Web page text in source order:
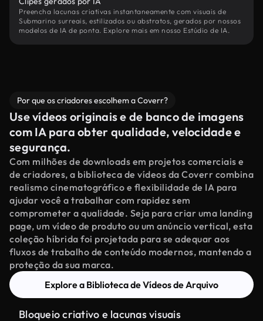
Preencha lacunas criativas instantaneamente com visuais de
Submarino surreais, estilizados ou abstratos, gerados por nossos
modelos de IA de ponta. Explore mais em nosso Estúdio de IA.
Por que os criadores escolhem a Coverr?
Use vídeos originais e de banco de imagens
com IA para obter qualidade, velocidade e
segurança.
Com milhões de downloads em projetos comerciais e
de criadores, a biblioteca de vídeos da Coverr combina
realismo cinematográfico e flexibilidade de IA para
ajudar você a trabalhar com rapidez sem
comprometer a qualidade. Seja para criar uma landing
page, um vídeo de produto ou um anúncio vertical, esta
coleção híbrida foi projetada para se adequar aos
fluxos de trabalho de conteúdo modernos, mantendo a
proteção da sua marca.
Explore a Biblioteca de Vídeos de Arquivo
Bloqueio criativo e lacunas visuais